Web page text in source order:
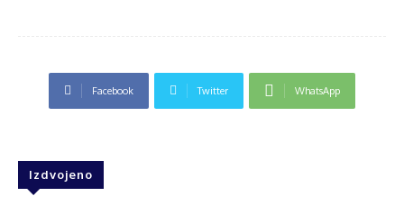
Facebook Twitter WhatsApp
Izdvojeno